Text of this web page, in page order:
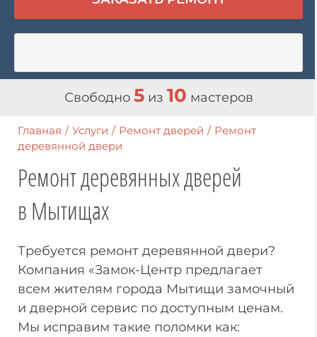
Свободно 5из 10 мастеров
Главная / Услуги / Ремонт дверей / Ремонт
деревянной двери
Ремонт деревянных дверей
в Мытищах
Требуется ремонт деревянной двери?
Компания «Замок-Центр предлагает
всем жителям города Мытищи замочный
и дверной сервис по доступным ценам.
Мы исправим такие поломки как: